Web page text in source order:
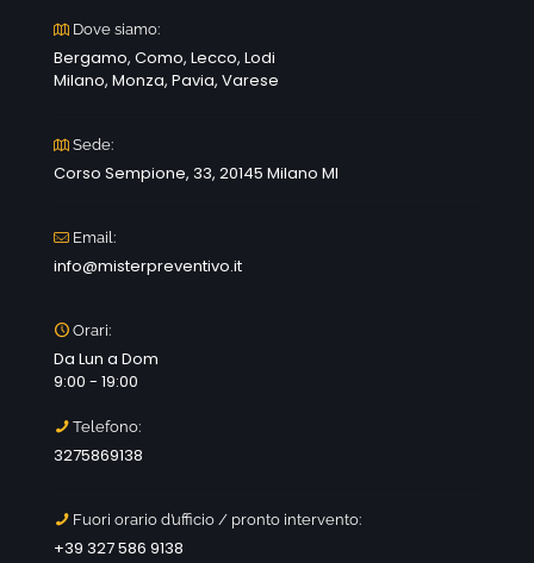
Dove siamo:
Bergamo, Como, Lecco, Lodi
Milano, Monza, Pavia, Varese
Sede:
Corso Sempione, 33, 20145 Milano MI
Email:
info@misterpreventivo.it
Orari:
Da Lun a Dom
9:00 - 19:00
Telefono:
3275869138
Fuori orario d’ufficio / pronto intervento:
+39 327 586 9138